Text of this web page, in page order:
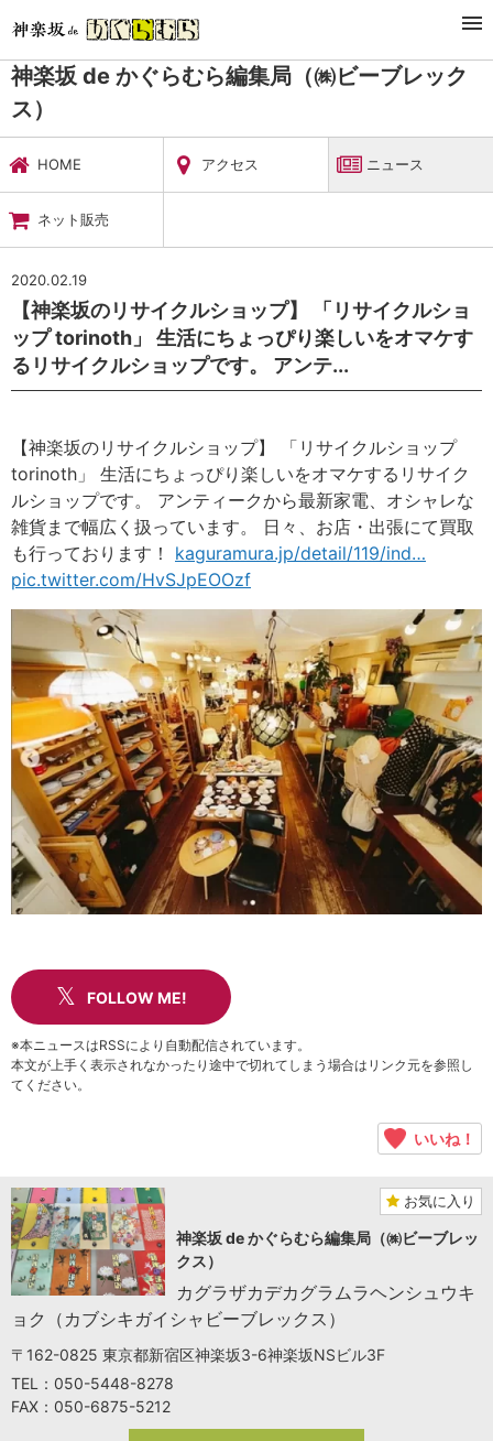
暮らし・娯楽
神楽坂 de かぐらむら編集局（㈱ビーブレックス）
ニュース
神楽坂 de かぐらむら編集局（㈱ビーブレック
ス）
HOME アクセス ニュース
ネット販売
2020.02.19
【神楽坂のリサイクルショップ】 「リサイクルショ
ップ torinoth」 生活にちょっぴり楽しいをオマケす
るリサイクルショップです。 アンテ...
【神楽坂のリサイクルショップ】 「リサイクルショップ
torinoth」 生活にちょっぴり楽しいをオマケするリサイク
ルショップです。 アンティークから最新家電、オシャレな
雑貨まで幅広く扱っています。 日々、お店・出張にて買取
も行っております！ kaguramura.jp/detail/119/ind…
pic.twitter.com/HvSJpEOOzf
FOLLOW ME!
※本ニュースはRSSにより自動配信されています。
本文が上手く表示されなかったり途中で切れてしまう場合はリンク元を参照し
てください。
いいね！
お気に入り
神楽坂 de かぐらむら編集局（㈱ビーブレッ
クス）
カグラザカデカグラムラヘンシュウキ
ョク（カブシキガイシャビーブレックス）
〒162-0825 東京都新宿区神楽坂3-6神楽坂NSビル3F
TEL：050-5448-8278
FAX：050-6875-5212